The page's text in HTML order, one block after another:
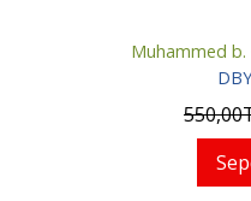
Muhammed
550,00